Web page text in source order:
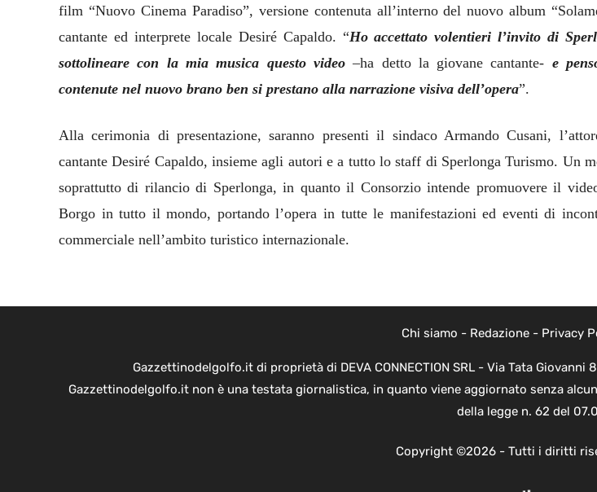
film “Nuovo Cinema Paradiso”, versione contenuta all’interno del nuovo album
cantante ed interprete locale Desiré Capaldo. “Ho accettato volentieri l’invito di
sottolineare con la mia musica questo video–ha detto la giovane cantante- e
contenute nel nuovo brano ben si prestano alla narrazione visiva dell’opera”.
Alla cerimonia di presentazione, saranno presenti il sindaco Armando Cusani,
cantante Desiré Capaldo, insieme agli autori e a tutto lo staff di Sperlonga Turismo. Un
soprattutto di rilancio di Sperlonga, in quanto il Consorzio intende promuovere il
Borgo in tutto il mondo, portando l’opera in tutte le manifestazioni ed eventi di
commerciale nell’ambito turistico internazionale.
Chi siamo - Redazione- Privacy
Gazzettinodelgolfo.it di proprietà di DEVA CONNECTION SRL - Via Tata
Gazzettinodelgolfo.it non è una testata giornalistica, in quanto viene aggiornato senza
della legge n. 62 del
Copyright ©2026 - Tutti i diritti